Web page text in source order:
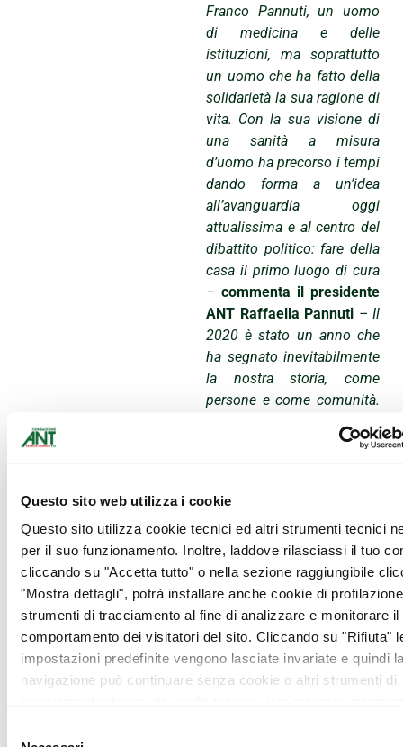
Questo sito web utilizza i cookie
Questo sito utilizza cookie tecnici ed altri strumenti tecnici
per il suo funzionamento. Inoltre, laddove rilasciassi il tuo
cliccando su "Accetta tutto" o nella sezione raggiungibile
"Mostra dettagli", potrà installare anche cookie di
strumenti di tracciamento al fine di analizzare e monitorare il
comportamento dei visitatori del sito. Cliccando su "Rifiuta"
impostazioni predefinite vengono lasciate invariate e quindi
navigazione può continuare senza cookie o altri strumenti di
Franco Pannuti, un uomo
di medicina e delle
istituzioni, ma soprattutto
un uomo che ha fatto della
solidarietà la sua ragione di
vita. Con la sua visione di
una sanità a misura
d’uomo ha precorso i tempi
dando forma a un’idea
all’avanguardia oggi
attualissima e al centro del
dibattito politico: fare della
casa il primo luogo di cura
–commenta il presidente
ANT Raffaella Pannuti – Il
2020 è stato un anno che
ha segnato inevitabilmente
la nostra storia, come
persone e come comunità.
È stato un anno difficile per
il senso di precarietà e di
incertezza che ci ha
giorni ricordo soprattutto
l’abnegazione e la
professionalità con cui i
nostri medici, infermieri e
psicologi hanno affrontato
il quotidiano, in tutti i
territori dove siamo
presenti, con la
consapevolezza di essere